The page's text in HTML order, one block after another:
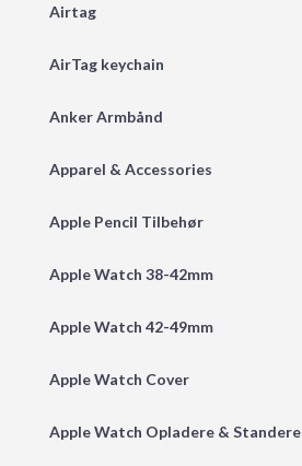
Airtag
AirTag keychain
Anker Armbånd
Apparel & Accessories
Apple Pencil Tilbehør
Apple Watch 38-42mm
Apple Watch 42-49mm
Apple Watch Cover
Apple Watch Opladere & Standere